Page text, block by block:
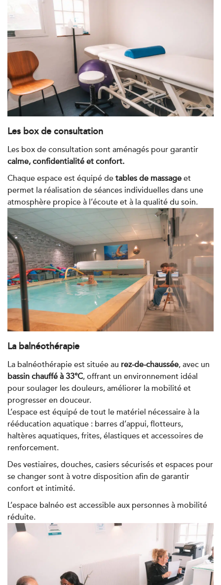
Les box de consultation
Les box de consultation sont aménagés pour garantir
calme, confidentialité et confort.
Chaque espace est équipé de tables de massage et
permet la réalisation de séances individuelles dans une
atmosphère propice à l’écoute et à la qualité du soin.
La balnéothérapie
La balnéothérapie est située au rez-de-chaussée, avec un
bassin chauffé à 33°C, offrant un environnement idéal
pour soulager les douleurs, améliorer la mobilité et
progresser en douceur.
L’espace est équipé de tout le matériel nécessaire à la
rééducation aquatique : barres d’appui, flotteurs,
haltères aquatiques, frites, élastiques et accessoires de
renforcement.
Des vestiaires, douches, casiers sécurisés et espaces pour
se changer sont à votre disposition afin de garantir
confort et intimité.
L’espace balnéo est accessible aux personnes à mobilité
réduite.
IK Boulogne – 92
3 Av. André Morizet 92100 Boulogne-
Billancourt
3 Av. André Morizet 92100 Boulogne-
Billancourt
01 48 25 34 79
PRENDRE RDV
PRENDRE RDV
IK Châtenay-Malabry – 92
380 Av. de la Division Leclerc 92290
Châtenay-Malabry
380 Av. de la Division Leclerc 92290
01 43 50 05 24
PRENDRE RDV
IK Paris 17 – Villiers
68 Av. de Villiers 75017 Paris
68 Av. de Villiers 75017 Paris
01 44 90 90 40
PRENDRE RDV
PRENDRE RDV
Kinésithérapie Balnéothérapie
IK Paris 8 – Saint Lazare
20 Rue de la Pépinière 75008 Paris
20 Rue de la Pépinière 75008 Paris
01 55 06 05 07
PRENDRE RDV
PRENDRE RDV
Kinésithérapie
5 Rue Monge 92170 Vanves
Kinésithérapie